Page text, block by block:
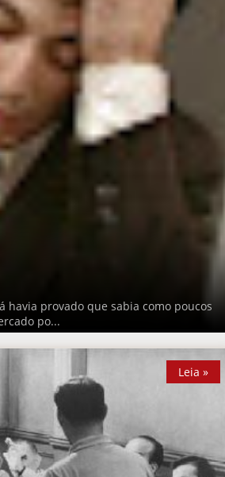
havia provado que sabia como poucos
po...
Leia »